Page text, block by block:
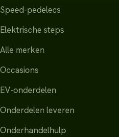
Speed-pedelecs
Elektrische steps
Alle merken
Occasions
EV-onderdelen
Onderdelen leveren
Onderhandelhulp